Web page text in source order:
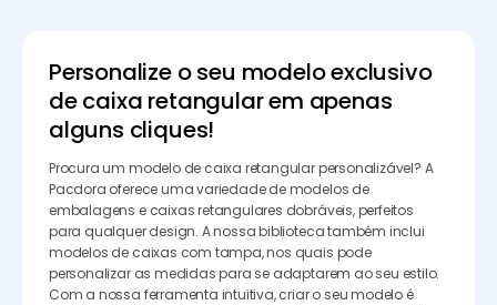
Personalize o seu modelo exclusivo
de caixa retangular em apenas
alguns cliques!
Procura um modelo de caixa retangular personalizável? A
Pacdora oferece uma variedade de modelos de
embalagens e caixas retangulares dobráveis, perfeitos
para qualquer design. A nossa biblioteca também inclui
modelos de caixas com tampa, nos quais pode
personalizar as medidas para se adaptarem ao seu estilo.
Com a nossa ferramenta intuitiva, criar o seu modelo é